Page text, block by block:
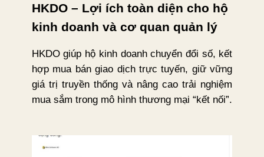
HKDO – Lợi ích toàn diện cho hộ
kinh doanh và cơ quan quản lý
HKDO giúp hộ kinh doanh chuyển đổi số, kết
hợp mua bán giao dịch trực tuyến, giữ vững
giá trị truyền thống và nâng cao trải nghiệm
mua sắm trong mô hình thương mại “kết nối”.